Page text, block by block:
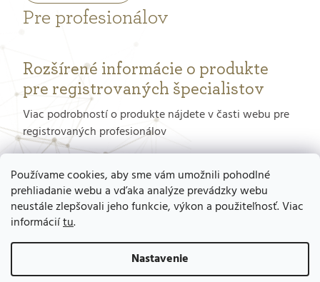
Používame cookies, aby sme vám umožnili pohodlné
prehliadanie webu a vďaka analýze prevádzky webu
neustále zlepšovali jeho funkcie, výkon a použiteľnosť. Viac
informáciítu.
Nastavenie
Pre profesionálov
Rozšírené informácie o produkte
pre registrovaných špecialistov
Viac podrobností o produkte nájdete v časti webu pre
registrovaných profesionálov
PORTÁL PRE PROFESIONÁLOV
Ako získať prístup do tohto portálu?